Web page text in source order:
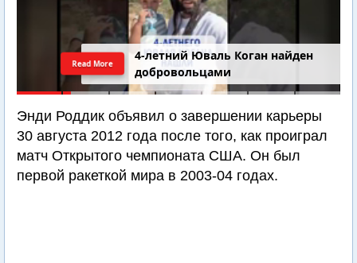
4-летний Юваль Коган найден
добровольцами
Read More
Энди Роддик объявил о завершении карьеры
30 августа 2012 года после того, как проиграл
матч Открытого чемпионата США. Он был
первой ракеткой мира в 2003-04 годах.